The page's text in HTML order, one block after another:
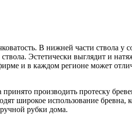
В нижней части ствола у
Эстетически выглядит и
и в каждом регионе может
производить протеску
широкое использование бревна,
рубки дома.